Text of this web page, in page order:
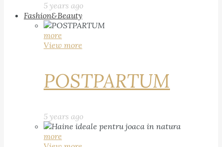
5 years ago
Fashion&Beauty
more
View more
POSTPARTUM
5 years ago
more